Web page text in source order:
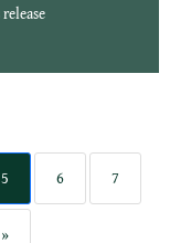
release
5 6 7
»